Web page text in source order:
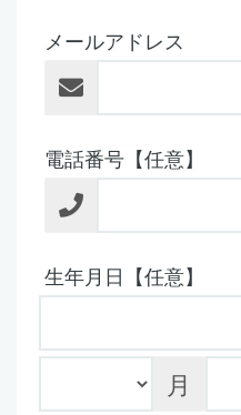
メールアドレス
電話番号【任意】
生年月日【任意】
月